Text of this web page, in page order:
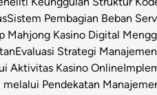
Sistem Pembagian Beban
Mahjong Kasino Digital
Evaluasi Strategi
Aktivitas Kasino Online
Pendekatan